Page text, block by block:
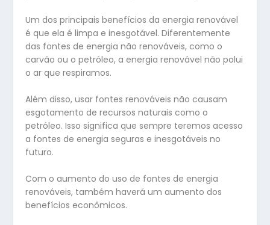
Um dos principais benefícios da energia renovável
é que ela é limpa e inesgotável. Diferentemente
das fontes de energia não renováveis, como o
carvão ou o petróleo, a energia renovável não polui
o ar que respiramos.
Além disso, usar fontes renováveis não causam
esgotamento de recursos naturais como o
petróleo. Isso significa que sempre teremos acesso
a fontes de energia seguras e inesgotáveis no
futuro.
Com o aumento do uso de fontes de energia
renováveis, também haverá um aumento dos
benefícios econômicos.